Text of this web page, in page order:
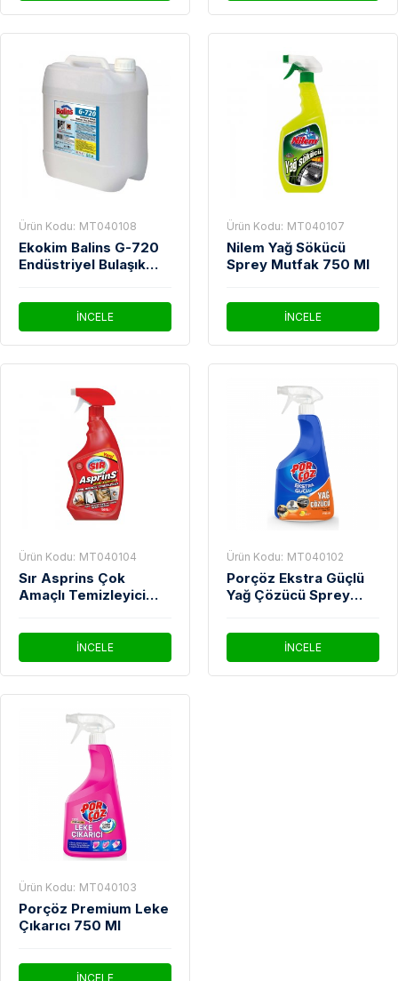
Ürün Kodu: MT040108
Ekokim Balins G-720
Endüstriyel Bulaşık
Çözücü 5 Lt
İNCELE
Ürün Kodu: MT040107
Nilem Yağ Sökücü
Sprey Mutfak 750 Ml
İNCELE
Ürün Kodu: MT040104
Sır Asprins Çok
Amaçlı Temizleyici
İNCELE
Ürün Kodu: MT040102
Porçöz Ekstra Güçlü
Yağ Çözücü Sprey
Ml
İNCELE
Ürün Kodu: MT040103
Porçöz Premium Leke
Çıkarıcı 750 Ml
İNCELE